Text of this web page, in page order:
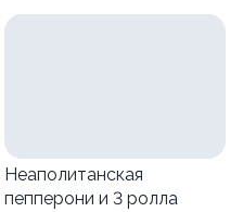
Неаполитанская
пепперони и 3 ролла